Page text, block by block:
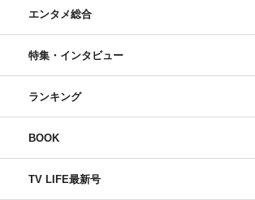
エンタメ総合
特集・インタビュー
ランキング
BOOK
TV LIFE最新号